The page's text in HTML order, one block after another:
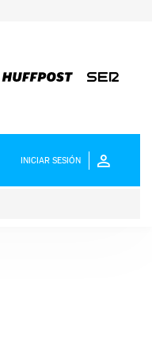
INICIAR SESIÓN